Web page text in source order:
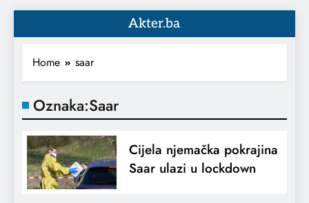
Akter.ba
Home saar
Oznaka:Saar
Cijela njemačka pokrajina
Saar ulazi u lockdown